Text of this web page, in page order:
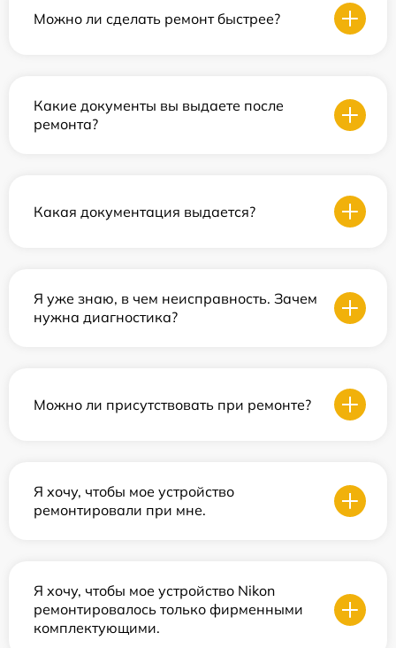
Можно ли сделать ремонт быстрее?
Какие документы вы выдаете после
ремонта?
Какая документация выдается?
Я уже знаю, в чем неисправность. Зачем
нужна диагностика?
Можно ли присутствовать при ремонте?
Я хочу, чтобы мое устройство
ремонтировали при мне.
Я хочу, чтобы мое устройство Nikon
ремонтировалось только фирменными
комплектующими.